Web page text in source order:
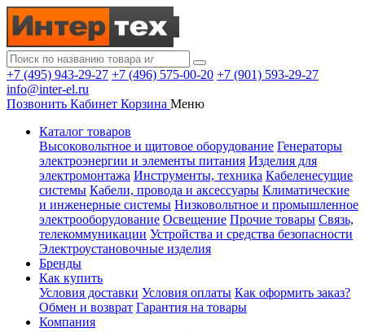
+7 (495) 943-29-27 +7 (496) 575-00-20 +7 (901) 593-29-27
info@inter-el.ru
Позвонить Кабинет Корзина Меню
Каталог товаров
Высоковольтное и щитовое оборудование Генераторы
электроэнергии и элементы питания Изделия для
электромонтажа Инструменты, техника Кабеленесущие
системы Кабели, провода и аксессуары Климатические
и инженерные системы Низковольтное и промышленное
электрооборудование Освещение Прочие товары Связь,
телекоммуникации Устройства и средства безопасности
Электроустановочные изделия
Бренды
Как купить
Условия доставки Условия оплаты Как оформить заказ?
Обмен и возврат Гарантия на товары
Компания